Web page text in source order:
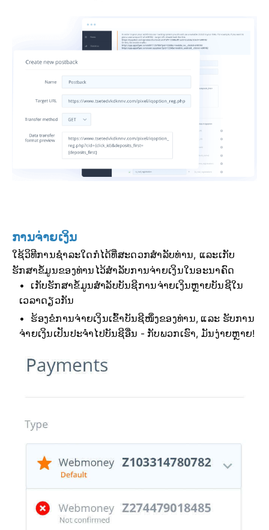
ການຈ່າຍເງິນ
ໃຊ້ວິທີການຊໍາລະໃດກໍໄດ້ທີ່ສະດວກສໍາລັບທ່ານ, ແລະເກັບ
ຮັກສາຂໍ້ມູນຂອງທ່ານໄວ້ສໍາລັບການຈ່າຍເງິນໃນອະນາຄົດ
ເກັບຮັກສາຂໍ້ມູນສຳລັບບັນຊີການຈ່າຍເງິນຫຼາຍບັນຊີໃນ
ເວລາດຽວກັນ
ຮ້ອງຂໍການຈ່າຍເງິນເຂົ້າບັນຊີໜຶ່ງຂອງທ່ານ, ແລະ ຮັບການ
ຈ່າຍເງິນເປັນປະຈຳໄປບັນຊີອື່ນ - ກັບພວກເຮົາ, ມັນງ່າຍຫຼາຍ!